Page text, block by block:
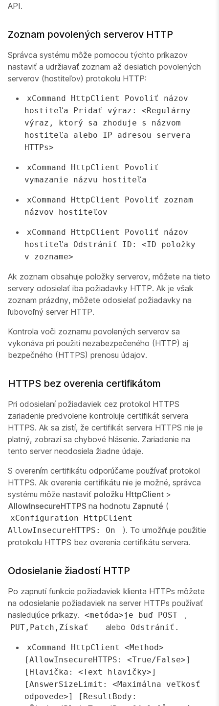
API.
Zoznam povolených serverov HTTP
Správca systému môže pomocou týchto príkazov
nastaviť a udržiavať zoznam až desiatich povolených
serverov (hostiteľov) protokolu HTTP:
xCommand HttpClient Povoliť názov
hostiteľa Pridať výraz: <Regulárny
výraz, ktorý sa zhoduje s názvom
hostiteľa alebo IP adresou servera
HTTPs>
xCommand HttpClient Povoliť
vymazanie názvu hostiteľa
xCommand HttpClient Povoliť zoznam
názvov hostiteľov
xCommand HttpClient Povoliť názov
hostiteľa Odstrániť ID: <ID položky
v zozname>
Ak zoznam obsahuje položky serverov, môžete na tieto
servery odosielať iba požiadavky HTTP. Ak je však
zoznam prázdny, môžete odosielať požiadavky na
ľubovoľný server HTTP.
Kontrola voči zoznamu povolených serverov sa
vykonáva pri použití nezabezpečeného (HTTP) aj
bezpečného (HTTPS) prenosu údajov.
HTTPS bez overenia certifikátom
Pri odosielaní požiadaviek cez protokol HTTPS
zariadenie predvolene kontroluje certifikát servera
HTTPS. Ak sa zistí, že certifikát servera HTTPS nie je
platný, zobrazí sa chybové hlásenie. Zariadenie na
tento server neodosiela žiadne údaje.
S overením certifikátu odporúčame používať protokol
HTTPS. Ak overenie certifikátu nie je možné, správca
systému môže nastaviť položku HttpClient >
AllowInsecureHTTPS na hodnotu Zapnuté (
xConfiguration HttpClient
AllowInsecureHTTPS: On
). To umožňuje použitie
protokolu HTTPS bez overenia certifikátu servera.
Odosielanie žiadostí HTTP
Po zapnutí funkcie požiadaviek klienta HTTPs môžete
na odosielanie požiadaviek na server HTTPs používať
nasledujúce príkazy. <metóda>je buď POST ,
PUT,Patch,Získať alebo Odstrániť.
xCommand HttpClient <Method>
[AllowInsecureHTTPS: <True/False>]
[Hlavička: <Text hlavičky>]
[AnswerSizeLimit: <Maximálna veľkosť
odpovede>] [ResultBody: